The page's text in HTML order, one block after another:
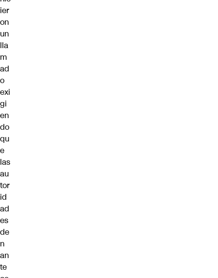
ier
on
un
lla
m
ad
o
exi
gi
en
do
qu
e
las
au
tor
id
ad
es
de
n
an
te